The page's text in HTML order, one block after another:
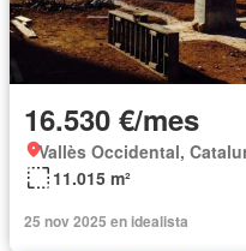
16.530 €/mes
Vallès Occidental,
11.015 m²
25 nov 2025 en idealista